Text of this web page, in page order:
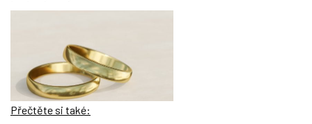
Přečtěte si také: